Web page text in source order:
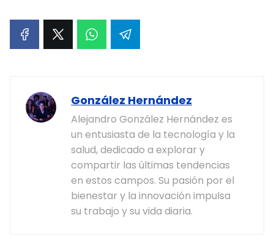
González Hernández
Alejandro González Hernández es
un entusiasta de la tecnología y la
salud, dedicado a explorar y
compartir las últimas tendencias
en estos campos. Su pasión por el
bienestar y la innovación impulsa
su trabajo y su vida diaria.